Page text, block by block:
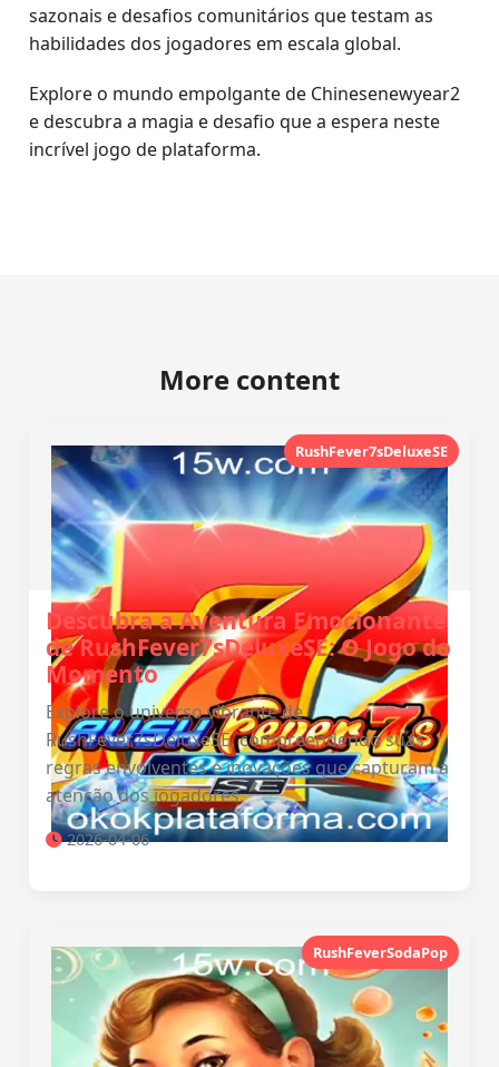
sazonais e desafios comunitários que testam as
habilidades dos jogadores em escala global.
Explore o mundo empolgante de Chinesenewyear2
e descubra a magia e desafio que a espera neste
incrível jogo de plataforma.
More content
RushFever7sDeluxeSE
Descubra a Aventura Emocionante
de RushFever7sDeluxeSE: O Jogo do
Momento
Explore o universo vibrante de
RushFever7sDeluxeSE, compreendendo suas
regras envolventes e inovações que capturam a
atenção dos jogadores.
2026-04-06
RushFeverSodaPop